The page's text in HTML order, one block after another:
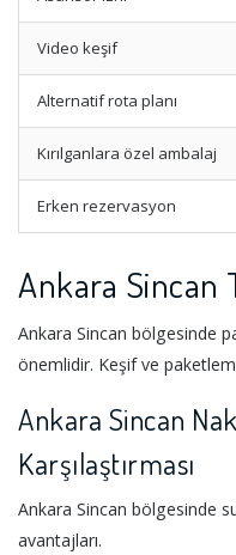
Video keşif
Alternatif rota planı
Kırılganlara özel ambalaj
Erken rezervasyon
Ankara Sincan
Ankara Sincan bölgesinde
önemlidir. Keşif ve
Ankara Sincan
Karşılaştırması
Ankara Sincan bölgesinde
avantajları.